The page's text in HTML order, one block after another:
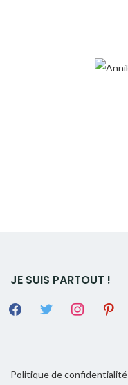
JE SUIS PARTOUT !
Politique de confidentialité